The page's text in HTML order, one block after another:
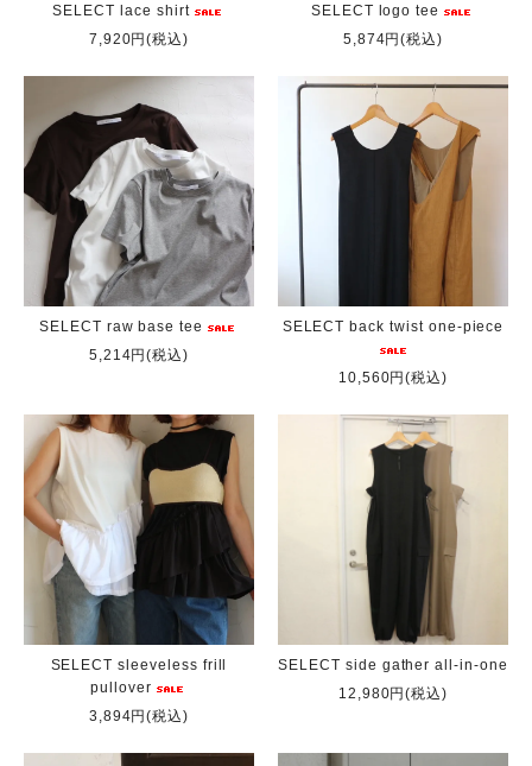
SELECT lace shirt
7,920円(税込)
SELECT logo tee
5,874円(税込)
SELECT raw base tee
5,214円(税込)
SELECT back twist one-piece
10,560円(税込)
SELECT sleeveless frill
pullover
3,894円(税込)
SELECT side gather all-in-one
12,980円(税込)